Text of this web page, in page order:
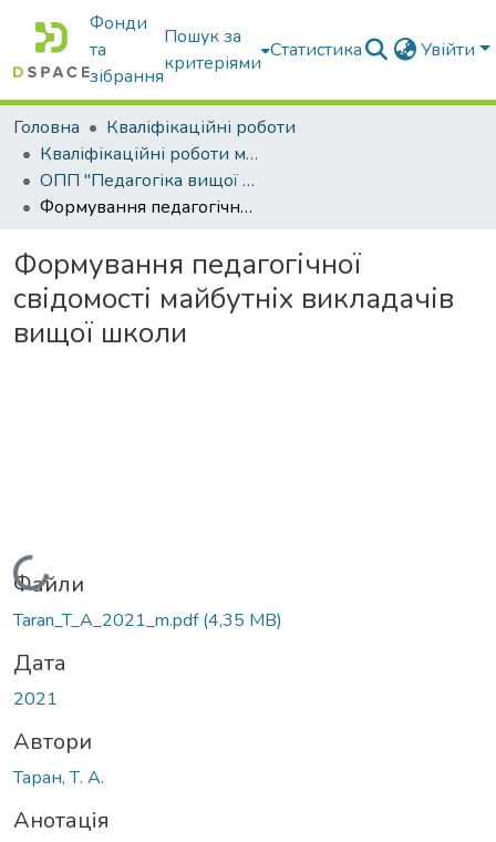
Фонди
та
зібрання
Пошук за
критеріями
Статистика Увійти
Головна
Кваліфікаційні роботи
Кваліфікаційні роботи магістрів
ОПП "Педагогіка вищої школи"
Формування педагогічної свідомості майбутніх викладачів вищої школи
Формування педагогічної
свідомості майбутніх викладачів
вищої школи
Вантажиться...
Файли
Taran_T_A_2021_m.pdf(4,35 MB)
Дата
2021
Автори
Таран, Т. А.
Анотація